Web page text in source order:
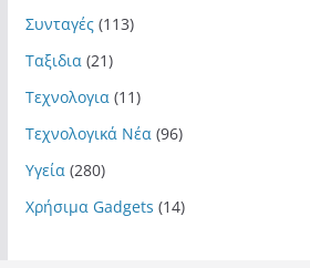
Συνταγές(113)
Ταξιδια(21)
Τεχνολογια(11)
Τεχνολογικά Νέα(96)
Υγεία(280)
Χρήσιμα Gadgets (14)